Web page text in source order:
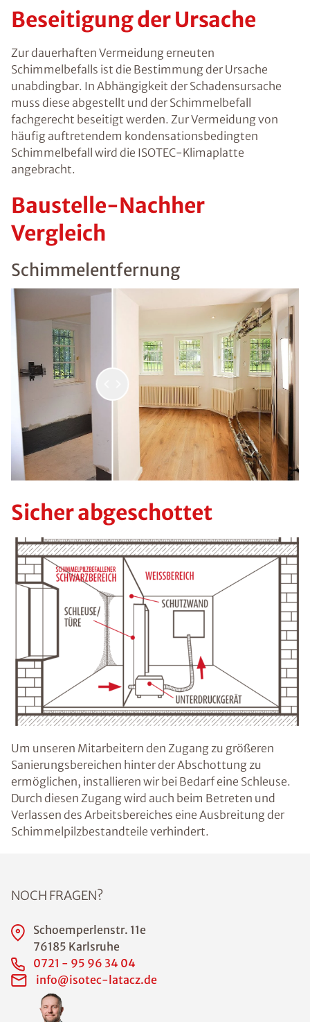
Beseitigung der Ursache
Zur dauerhaften Vermeidung erneuten
Schimmelbefalls ist die Bestimmung der Ursache
unabdingbar. In Abhängigkeit der Schadensursache
muss diese abgestellt und der Schimmelbefall
fachgerecht beseitigt werden. Zur Vermeidung von
häufig auftretendem kondensationsbedingten
Schimmelbefall wird die ISOTEC-Klimaplatte
angebracht.
Baustelle-Nachher
Vergleich
Schimmelentfernung
Sicher abgeschottet
Um unseren Mitarbeitern den Zugang zu größeren
Sanierungsbereichen hinter der Abschottung zu
ermöglichen, installieren wir bei Bedarf eine Schleuse.
Durch diesen Zugang wird auch beim Betreten und
Verlassen des Arbeitsbereiches eine Ausbreitung der
Schimmelpilzbestandteile verhindert.
NOCH FRAGEN?
Schoemperlenstr. 11e
76185 Karlsruhe
0721 - 95 96 34 04
info@isotec-latacz.de